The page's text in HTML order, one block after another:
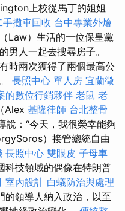
上校從馬丁的姐姐
手攤車回收 台中專業外燴
Law）生活的一位保皇黨
男人一起去搜尋房子。
時兩次獲得了兩個最高公
長照中心 單人房 宜蘭徵
的數位行銷夥伴 老鼠 老
Alex 基隆律師 台北整骨
：“今天，我很榮幸能夠
）接管總統自由
長照中心 雙眼皮 子母車
科技領域的偶像在特朗普
室內設計 白蟻防治與處理
的領導人納入政治，以至